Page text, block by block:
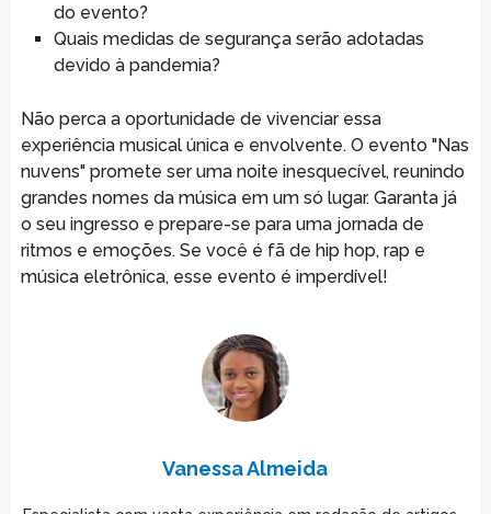
do evento?
Quais medidas de segurança serão adotadas
devido à pandemia?
Não perca a oportunidade de vivenciar essa
experiência musical única e envolvente. O evento "Nas
nuvens" promete ser uma noite inesquecível, reunindo
grandes nomes da música em um só lugar. Garanta já
o seu ingresso e prepare-se para uma jornada de
ritmos e emoções. Se você é fã de hip hop, rap e
música eletrônica, esse evento é imperdível!
Vanessa Almeida